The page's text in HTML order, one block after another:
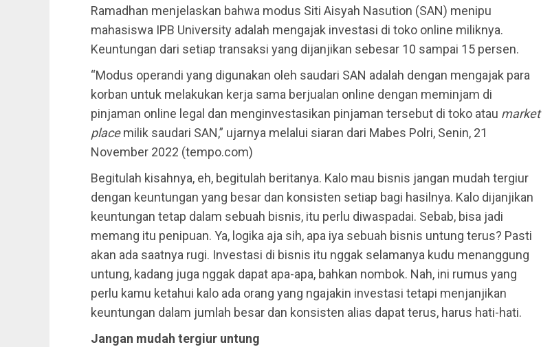
Ramadhan menjelaskan bahwa modus Siti Aisyah Nasution (SAN) menipu
mahasiswa IPB University adalah mengajak investasi di toko online miliknya.
Keuntungan dari setiap transaksi yang dijanjikan sebesar 10 sampai 15 persen.
“Modus operandi yang digunakan oleh saudari SAN adalah dengan mengajak para
korban untuk melakukan kerja sama berjualan online dengan meminjam di
pinjaman online legal dan menginvestasikan pinjaman tersebut di toko atau market
placemilik saudari SAN,” ujarnya melalui siaran dari Mabes Polri, Senin, 21
November 2022 (tempo.com)
Begitulah kisahnya, eh, begitulah beritanya. Kalo mau bisnis jangan mudah tergiur
dengan keuntungan yang besar dan konsisten setiap bagi hasilnya. Kalo dijanjikan
keuntungan tetap dalam sebuah bisnis, itu perlu diwaspadai. Sebab, bisa jadi
memang itu penipuan. Ya, logika aja sih, apa iya sebuah bisnis untung terus? Pasti
akan ada saatnya rugi. Investasi di bisnis itu nggak selamanya kudu menanggung
untung, kadang juga nggak dapat apa-apa, bahkan nombok. Nah, ini rumus yang
perlu kamu ketahui kalo ada orang yang ngajakin investasi tetapi menjanjikan
keuntungan dalam jumlah besar dan konsisten alias dapat terus, harus hati-hati.
Jangan mudah tergiur untung